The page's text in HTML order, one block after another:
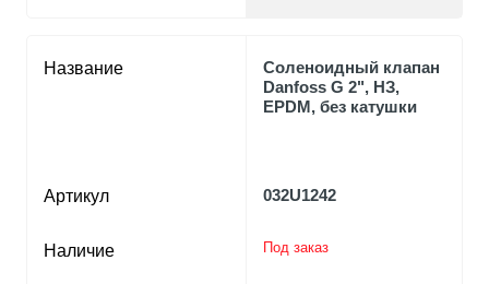
Название
Артикул
Наличие
Соленоидный клапан
Danfoss G 2", НЗ,
EPDM, без катушки
032U1242
Под заказ